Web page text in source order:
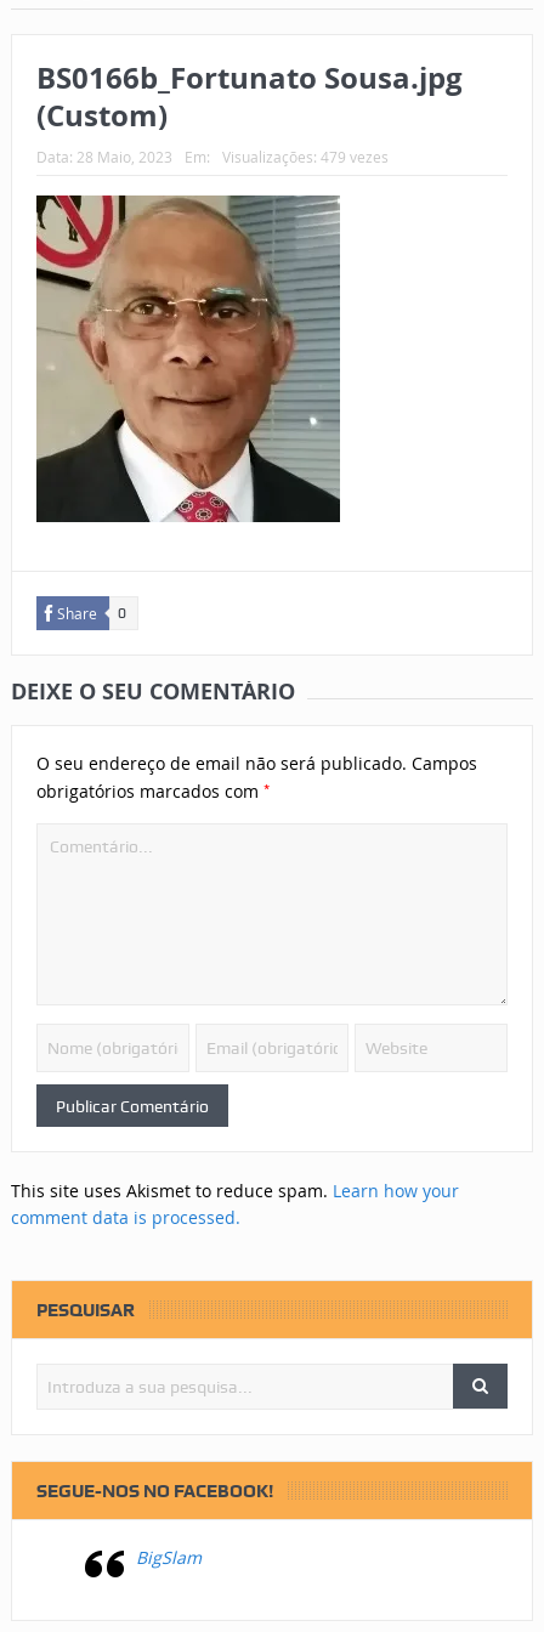
BS0166b_Fortunato Sousa.jpg
(Custom)
Data: 28 Maio, 2023 Em: Visualizações: 479 vezes
Share 0
DEIXE O SEU COMENTÁRIO
O seu endereço de email não será publicado. Campos
obrigatórios marcados com *
This site uses Akismet to reduce spam. Learn how your
comment data is processed.
PESQUISAR
SEGUE-NOS NO FACEBOOK!
BigSlam